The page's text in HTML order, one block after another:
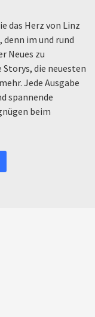
das Herz von Linz
denn im und rund
Neues zu
die neuesten
Jede Ausgabe
spannende
beim